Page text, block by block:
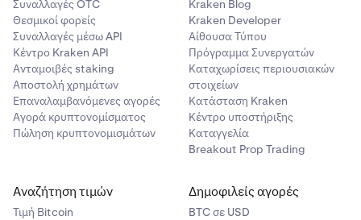
Συναλλαγές OTC
Θεσμικοί φορείς
Συναλλαγές μέσω API
Κέντρο Kraken API
Ανταμοιβές staking
Αποστολή χρημάτων
Επαναλαμβανόμενες αγορές
Αγορά κρυπτονομίσματος
Πώληση κρυπτονομισμάτων
Kraken Blog
Kraken Developer
Αίθουσα Τύπου
Πρόγραμμα Συνεργατών
Καταχωρίσεις περιουσιακών
στοιχείων
Κατάσταση Kraken
Κέντρο υποστήριξης
Καταγγελία
Breakout Prop Trading
Αναζήτηση τιμών
Τιμή Βitcoin
Δημοφιλείς αγορές
BTC σε USD